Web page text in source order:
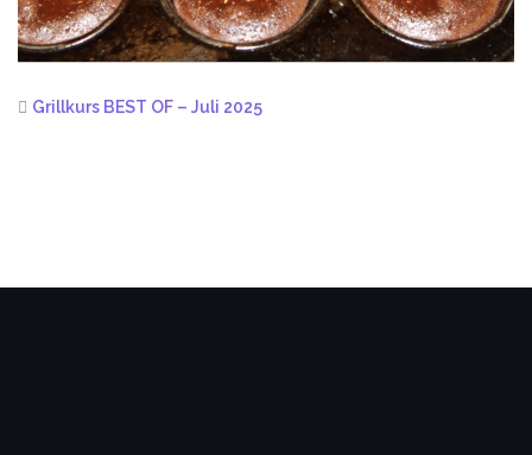
Grillkurs BEST OF – Juli 2025